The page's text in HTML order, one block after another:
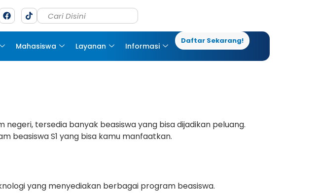
Mahasiswa Layanan Informasi
Daftar Sekarang!
negeri, tersedia banyak beasiswa yang bisa dijadikan peluang.
beasiswa S1 yang bisa kamu manfaatkan.
yang menyediakan berbagai program beasiswa.